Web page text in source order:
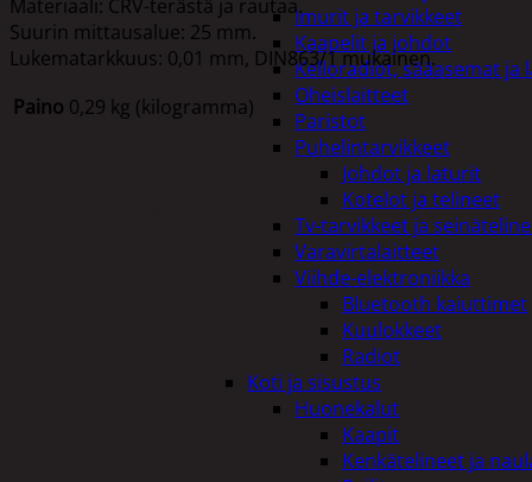
Imurit ja tarvikkeet
Kaapelit ja johdot
Kelloradiot, sääasemat
Oheislaitteet
Paristot
Puhelintarvikkeet
Johdot ja laturit
Kotelot ja telineet
Tv-tarvikkeet ja
Varavirtalaitteet
Viihde-elektroniikka
Bluetooth kaiuttimet
Kuulokkeet
Radiot
Koti ja sisustus
Huonekalut
Kaapit
Kenkätelineet ja
Materiaali: CRV-terästä ja rautaa.
Suurin mittausalue: 25 mm.
Lukematarkkuus: 0,01 mm, DIN863/1 mukainen.
Paino 0,29 kg (kilogramma)